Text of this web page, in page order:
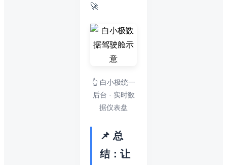
🚀
👆 白小极统一
后台 · 实时数
据仪表盘
📌 总
结：让